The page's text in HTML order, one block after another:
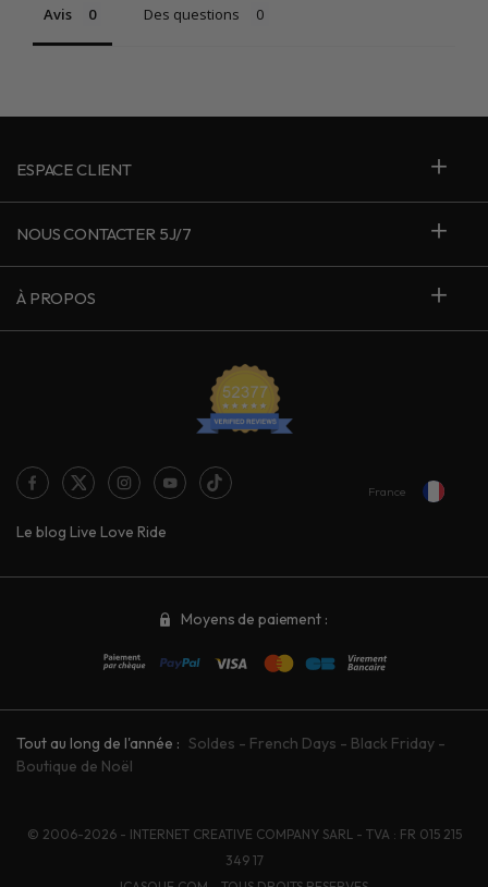
Avis Des questions
ESPACE CLIENT
NOUS CONTACTER 5J/7
À PROPOS
Le blog Live Love Ride
France
Moyens de paiement :
Tout au long de l'année : Soldes - French Days - Black Friday -
Boutique de Noël
© 2006-2026 - INTERNET CREATIVE COMPANY SARL - TVA : FR 015 215
349 17